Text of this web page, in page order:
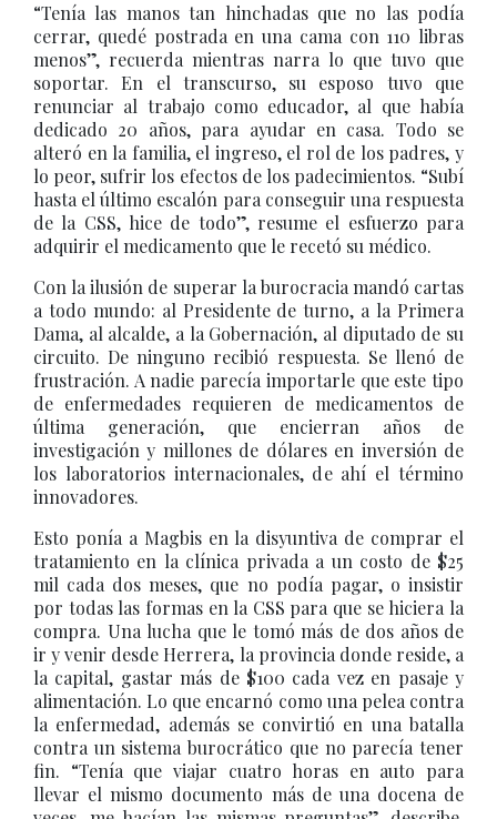
“Tenía las manos tan hinchadas que no las podía
cerrar, quedé postrada en una cama con 110 libras
menos”, recuerda mientras narra lo que tuvo que
soportar. En el transcurso, su esposo tuvo que
renunciar al trabajo como educador, al que había
dedicado 20 años, para ayudar en casa. Todo se
alteró en la familia, el ingreso, el rol de los padres, y
lo peor, sufrir los efectos de los padecimientos. “Subí
hasta el último escalón para conseguir una respuesta
de la CSS, hice de todo”, resume el esfuerzo para
adquirir el medicamento que le recetó su médico.
Con la ilusión de superar la burocracia mandó cartas
a todo mundo: al Presidente de turno, a la Primera
Dama, al alcalde, a la Gobernación, al diputado de su
circuito. De ninguno recibió respuesta. Se llenó de
frustración. A nadie parecía importarle que este tipo
de enfermedades requieren de medicamentos de
última generación, que encierran años de
investigación y millones de dólares en inversión de
los laboratorios internacionales, de ahí el término
innovadores.
Esto ponía a Magbis en la disyuntiva de comprar el
tratamiento en la clínica privada a un costo de $25
mil cada dos meses, que no podía pagar, o insistir
por todas las formas en la CSS para que se hiciera la
compra. Una lucha que le tomó más de dos años de
ir y venir desde Herrera, la provincia donde reside, a
la capital, gastar más de $100 cada vez en pasaje y
alimentación. Lo que encarnó como una pelea contra
la enfermedad, además se convirtió en una batalla
contra un sistema burocrático que no parecía tener
fin. “Tenía que viajar cuatro horas en auto para
llevar el mismo documento más de una docena de